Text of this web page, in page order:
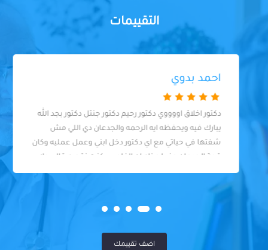
التقييمات
احمد بدوي
دكتور اخلاق اووووي دكتور رحيم دكتور جنتل دكتور بجد الله
يبارك فيه ويحفظه ايه الرحمه والجدعان دي اللي مش
شفتها في حياتي مع اي دكتور دخل ابني وعمل عمليه وكان
قمة الجدعان عند لحظه ان الفلوس كنت نقصه قالي ولا
يهمك المهم ابنك عجزت عن الشكر يادكتور وبجد ربنا يبرك
في اولاد حضرتك شكرا علي رحمتك والانسانيه الا جوه
اضف تقييمك